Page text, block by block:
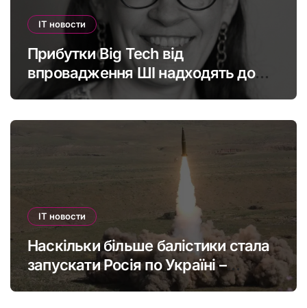
IT новости
Прибутки Big Tech від
впровадження ШІ надходять до
офшорів: як змінити глобальну
IT новости
Наскільки більше балістики стала
запускати Росія по Україні –
інфографіка